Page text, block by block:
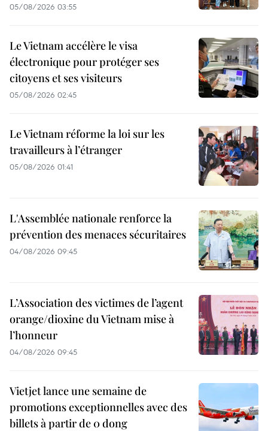
05/08/2026 03:55
Le Vietnam accélère le visa
électronique pour protéger ses
citoyens et ses visiteurs
05/08/2026 02:45
Le Vietnam réforme la loi sur les
travailleurs à l’étranger
05/08/2026 01:41
L'Assemblée nationale renforce la
prévention des menaces sécuritaires
04/08/2026 09:45
L’Association des victimes de l’agent
orange/dioxine du Vietnam mise à
l’honneur
04/08/2026 09:45
Vietjet lance une semaine de
promotions exceptionnelles avec des
billets à partir de 0 dong